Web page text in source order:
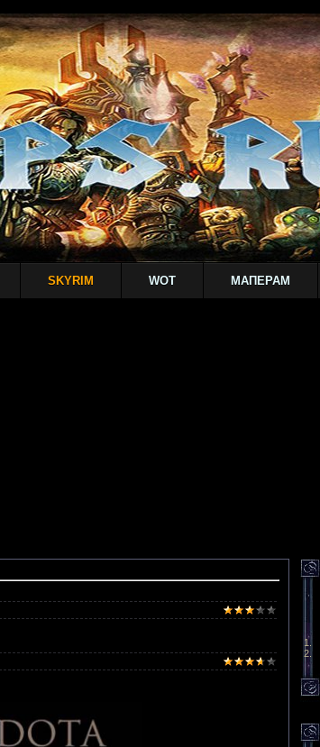
SKYRIM WOT МАПЕРАМ